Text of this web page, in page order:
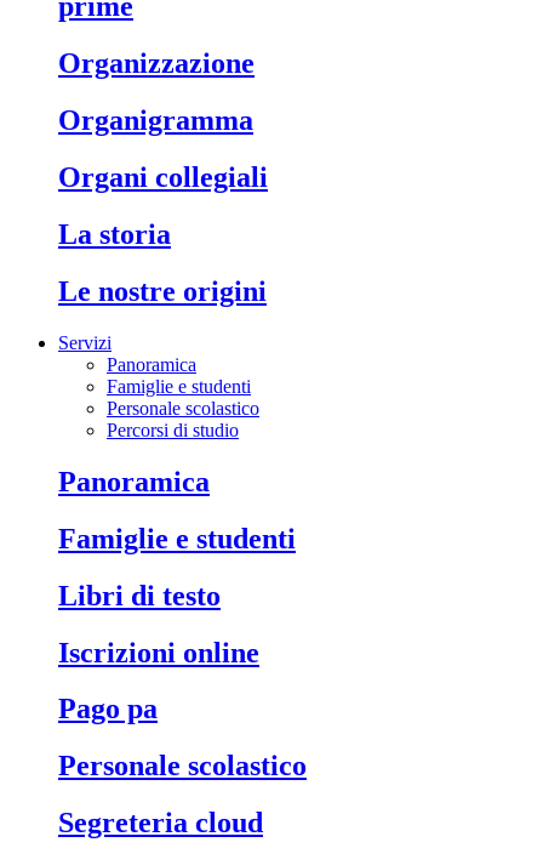
prime
organizzazione
organigramma
organi collegiali
la storia
le nostre origini
Servizi
Panoramica
Famiglie e studenti
Personale scolastico
Percorsi di studio
panoramica
famiglie e studenti
libri di testo
iscrizioni online
pago pa
personale scolastico
segreteria cloud